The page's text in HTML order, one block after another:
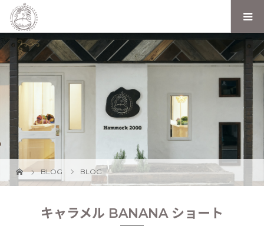
BLOG BLOG
キャラメル BANANA ショート